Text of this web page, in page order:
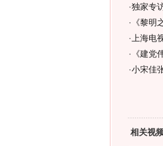
·独家专
· 《黎明
· 上海电
· 《建党
·小宋佳
相关视